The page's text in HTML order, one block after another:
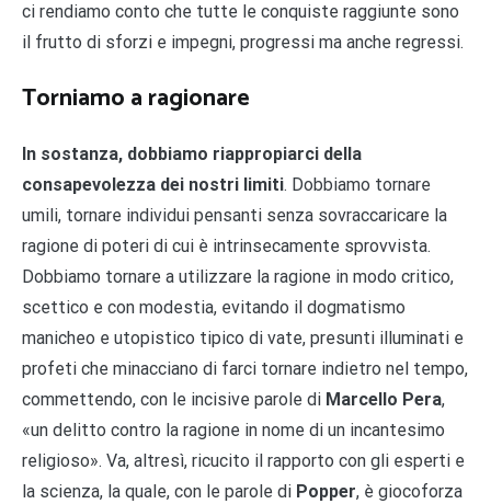
ci rendiamo conto che tutte le conquiste raggiunte sono
il frutto di sforzi e impegni, progressi ma anche regressi.
Torniamo a ragionare
In sostanza, dobbiamo riappropiarci della
consapevolezza dei nostri limiti. Dobbiamo tornare
umili, tornare individui pensanti senza sovraccaricare la
ragione di poteri di cui è intrinsecamente sprovvista.
Dobbiamo tornare a utilizzare la ragione in modo critico,
scettico e con modestia, evitando il dogmatismo
manicheo e utopistico tipico di vate, presunti illuminati e
profeti che minacciano di farci tornare indietro nel tempo,
commettendo, con le incisive parole di Marcello Pera,
«un delitto contro la ragione in nome di un incantesimo
religioso». Va, altresì, ricucito il rapporto con gli esperti e
la scienza, la quale, con le parole di Popper, è giocoforza